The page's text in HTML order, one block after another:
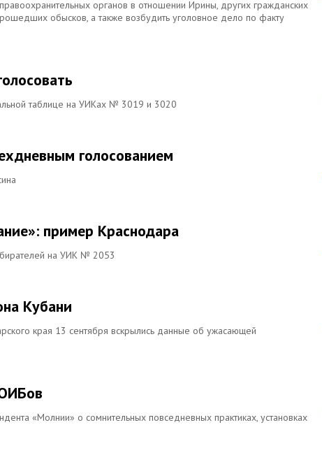
органов в отношении Ирины, других гражданских
обысков, а также возбудить уголовное дело по факту
таблице на УИКах № 3019 и 3020
голосованием
пример Краснодара
на УИК № 2053
Кубани
края 13 сентября вскрылись данные об ужасающей
«Молнии» о сомнительных повседневных практиках, установках